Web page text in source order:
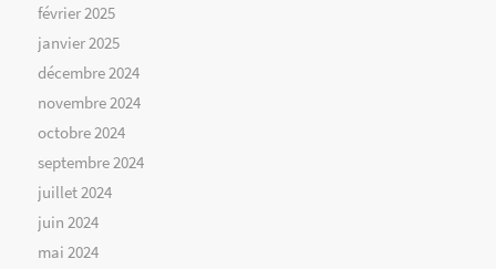
février 2025
janvier 2025
décembre 2024
novembre 2024
octobre 2024
septembre 2024
juillet 2024
juin 2024
mai 2024